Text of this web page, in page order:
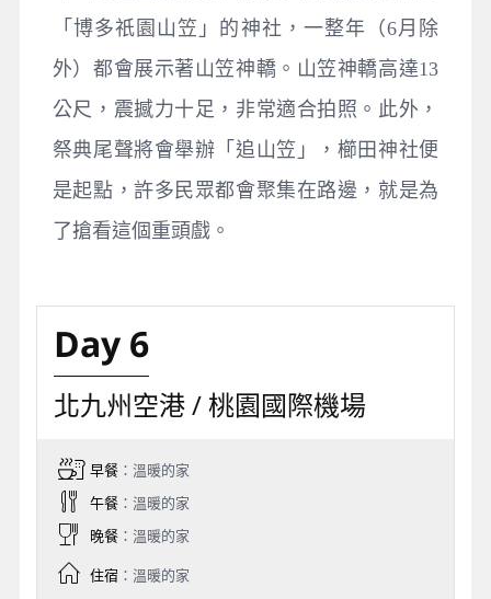
「博多祇園山笠」的神社，一整年（6月除
外）都會展示著山笠神轎。山笠神轎高達13
公尺，震撼力十足，非常適合拍照。此外，
祭典尾聲將會舉辦「追山笠」，櫛田神社便
是起點，許多民眾都會聚集在路邊，就是為
了搶看這個重頭戲。
Day 6
北九州空港 / 桃園國際機場
早餐：溫暖的家
午餐：溫暖的家
晚餐：溫暖的家
住宿：溫暖的家